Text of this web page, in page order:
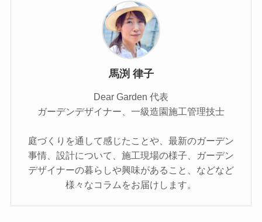
馬渕 律子
Dear Garden 代表
ガーデンデザイナー、一級造園施工管理技士
庭づくりを通して感じたことや、最新のガーデン
事情、設計について、施工現場の様子、ガーデン
デザイナーの暮らしや興味があること、などなど
様々なコラムをお届けします。